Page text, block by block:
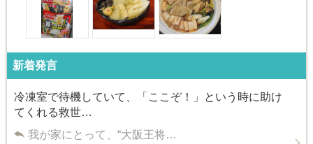
新着発言
冷凍室で待機していて、「ここぞ！」という時に助け
てくれる救世…
我が家にとって、“大阪王将…